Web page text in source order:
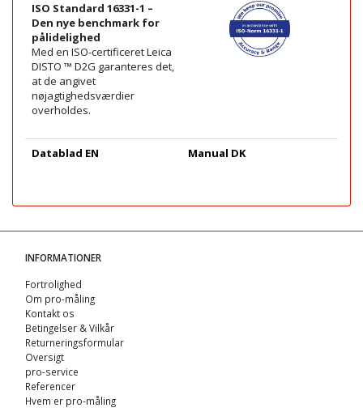
ISO Standard 16331-1 –
Den nye benchmark for
pålidelighed
Med en ISO-certificeret Leica
DISTO ™ D2G garanteres det,
at de angivet
nøjagtighedsværdier
overholdes.
Datablad EN Manual DK
INFORMATIONER
Fortrolighed
Om pro-måling
Kontakt os
Betingelser & Vilkår
Returneringsformular
Oversigt
pro-service
Referencer
Hvem er pro-måling